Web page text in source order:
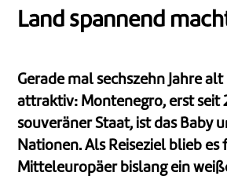
Land spannend
Gerade mal sechszehn Jahre
attraktiv: Montenegro, erst seit
souveräner Staat, ist das Baby
Nationen. Als Reiseziel blieb es
Mitteleuropäer bislang ein